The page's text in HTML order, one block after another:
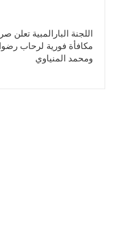
اللجنة البارالمبية تعلن
مكافأة فورية لرحاب
ومحمد المنياوي